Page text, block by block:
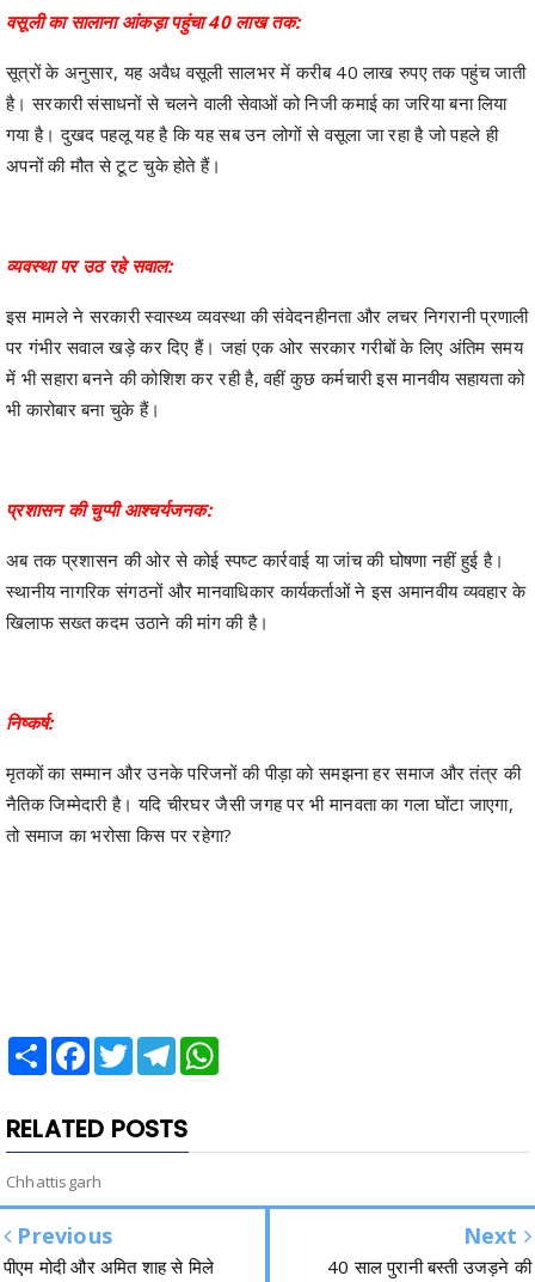
वसूली का सालाना आंकड़ा पहुंचा 40 लाख तक:
सूत्रों के अनुसार, यह अवैध वसूली सालभर में करीब 40 लाख रुपए तक पहुंच जाती
है। सरकारी संसाधनों से चलने वाली सेवाओं को निजी कमाई का जरिया बना लिया
गया है। दुखद पहलू यह है कि यह सब उन लोगों से वसूला जा रहा है जो पहले ही
अपनों की मौत से टूट चुके होते हैं।
व्यवस्था पर उठ रहे सवाल:
इस मामले ने सरकारी स्वास्थ्य व्यवस्था की संवेदनहीनता और लचर निगरानी प्रणाली
पर गंभीर सवाल खड़े कर दिए हैं। जहां एक ओर सरकार गरीबों के लिए अंतिम समय
में भी सहारा बनने की कोशिश कर रही है, वहीं कुछ कर्मचारी इस मानवीय सहायता को
भी कारोबार बना चुके हैं।
प्रशासन की चुप्पी आश्चर्यजनक:
अब तक प्रशासन की ओर से कोई स्पष्ट कार्रवाई या जांच की घोषणा नहीं हुई है।
स्थानीय नागरिक संगठनों और मानवाधिकार कार्यकर्ताओं ने इस अमानवीय व्यवहार के
खिलाफ सख्त कदम उठाने की मांग की है।
निष्कर्ष:
मृतकों का सम्मान और उनके परिजनों की पीड़ा को समझना हर समाज और तंत्र की
नैतिक जिम्मेदारी है। यदि चीरघर जैसी जगह पर भी मानवता का गला घोंटा जाएगा,
तो समाज का भरोसा किस पर रहेगा?
Share Facebook
TwitterTelegram
RELATED POSTS
Chhattisgarh
Previous
पीएम मोदी और अमित शाह से मिले
Next
40 साल पुरानी बस्ती उजड़ने की